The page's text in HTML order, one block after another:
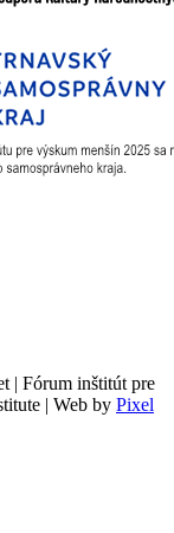
| Fórum inštitút pre
| Web by Pixel